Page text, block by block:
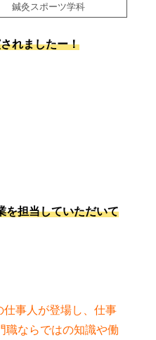
鍼灸スポーツ学科
れましたー！
を担当していただいて
事人が登場し、仕事
職ならではの知識や働